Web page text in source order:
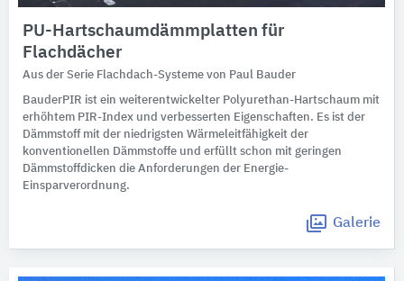
PU-Hartschaumdämmplatten für
Flachdächer
Aus der Serie Flachdach-Systeme von Paul Bauder
BauderPIR ist ein weiterentwickelter Polyurethan-Hartschaum mit
erhöhtem PIR-Index und verbesserten Eigenschaften. Es ist der
Dämmstoff mit der niedrigsten Wärmeleitfähigkeit der
konventionellen Dämmstoffe und erfüllt schon mit geringen
Dämmstoffdicken die Anforderungen der Energie-
Einsparverordnung.
Galerie